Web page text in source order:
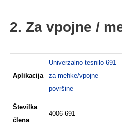
2. Za vpojne /
Aplikacija
Univerzalno tesnilo 691
za mehke/vpojne
površine
Številka
člena
4006-691